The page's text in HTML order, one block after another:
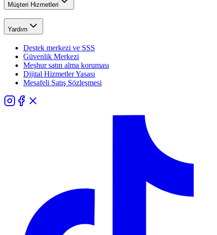
Müşteri Hizmetleri
Yardım
Destek merkezi ve SSS
Güvenlik Merkezi
Meşhur satın alma koruması
Dijital Hizmetler Yasası
Mesafeli Satış Sözleşmesi